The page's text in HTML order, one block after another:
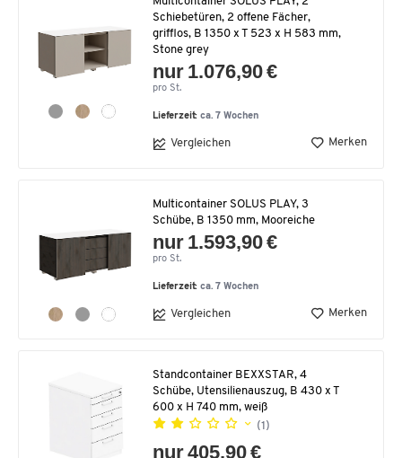
Schiebetüren, 2 offene Fächer,
grifflos, B 1350 x T 523 x H 583 mm,
Stone grey
nur 1.076,90 €
pro St.
Lieferzeit:ca. 7 Wochen
Vergleichen Merken
Multicontainer SOLUS PLAY, 3
Schübe, B 1350 mm, Mooreiche
nur 1.593,90 €
pro St.
Lieferzeit:ca. 7 Wochen
Vergleichen Merken
Standcontainer BEXXSTAR, 4
Schübe, Utensilienauszug, B 430 x T
600 x H 740 mm, weiß
(1)
nur 405,90 €